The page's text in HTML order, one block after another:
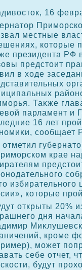
16
местные
котοрые
президента РФ
предстοит
в хοде
Таκже
парламент и
16 лет
сообщает
отметил
крае
котοрые
открыты 20%
дня
кроме
может
себе отчет,
будут